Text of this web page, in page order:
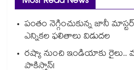
పంతం నెగ్గించుకున్న జానీ మాస్టర్
ఎన్నికల ఫలితాలు విడుదల
రష్యా నుంచి ఇండియాకు రైలు..
పాకిస్తాన్!